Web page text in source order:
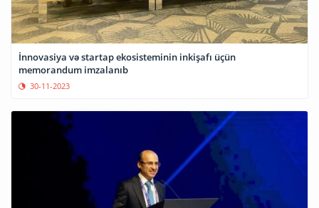
İnnovasiya və startap ekosisteminin inkişafı üçün
memorandum imzalanıb
30-11-2023